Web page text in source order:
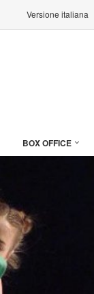
Versione italiana
BOX OFFICE